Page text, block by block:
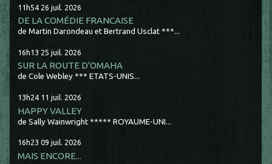
11h54 26 juil. 2026
DE LA COMÉDIE FRANCAISE
de Martin Darondeau et Bertrand Usclat ***...
16h13 25 juil. 2026
SUR LA ROUTE D'OMAHA
de Cole Webley *** ETATS-UNIS...
13h24 11 juil. 2026
HAPPY VALLEY
de Sally Wainwright ***** ROYAUME-UNI...
16h23 09 juil. 2026
MAIS ENCORE...